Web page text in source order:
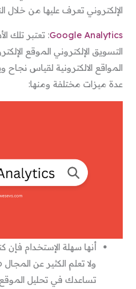
الإلكتروني تعرف عليها من خلال
Google Analytics: تعتبر تلك
التسويق الإلكتروني الموقع
المواقع الالكترونية لقياس
عدة ميزات مختلفة ومنها:
أنها سهلة الإستخدام
تساعدك في تحليل